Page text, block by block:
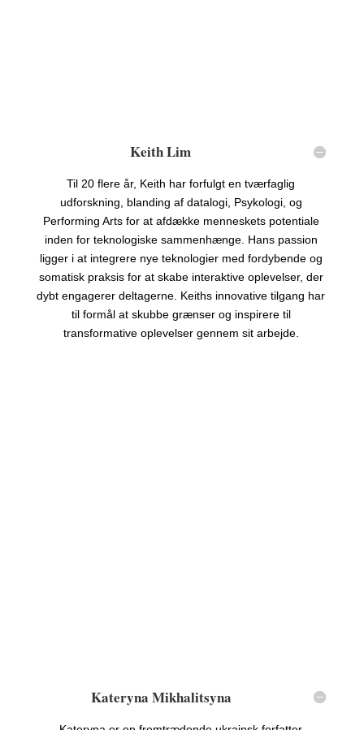
Keith Lim
Til 20 flere år, Keith har forfulgt en tværfaglig
udforskning, blanding af datalogi, Psykologi, og
Performing Arts for at afdække menneskets potentiale
inden for teknologiske sammenhænge. Hans passion
ligger i at integrere nye teknologier med fordybende og
somatisk praksis for at skabe interaktive oplevelser, der
dybt engagerer deltagerne. Keiths innovative tilgang har
til formål at skubbe grænser og inspirere til
transformative oplevelser gennem sit arbejde.
Kateryna Mikhalitsyna